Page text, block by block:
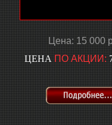
Цена: 15 000
ЦЕНА ПО АКЦИИ: